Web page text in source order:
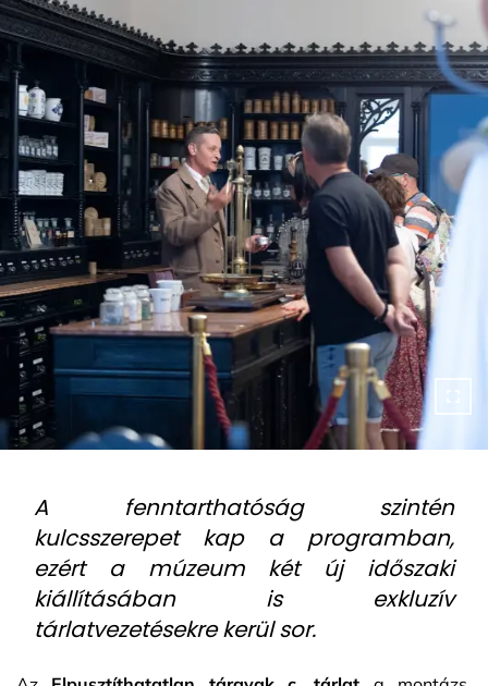
A fenntarthatóság szintén
kulcsszerepet kap a programban,
ezért a múzeum két új időszaki
kiállításában is exkluzív
tárlatvezetésekre kerül sor.